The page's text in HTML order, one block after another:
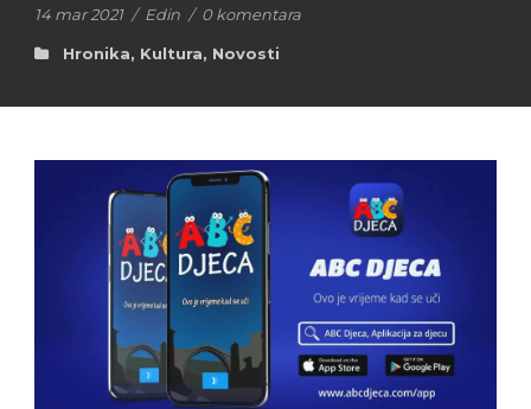
14 mar 2021 / Edin / 0 komentara
Hronika, Kultura, Novosti